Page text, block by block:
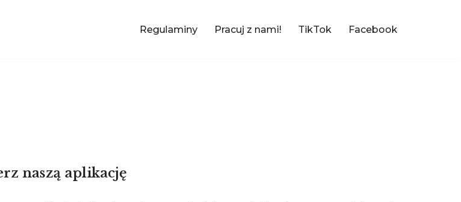
Regulaminy Pracuj z nami! TikTok Facebook
naszą aplikację